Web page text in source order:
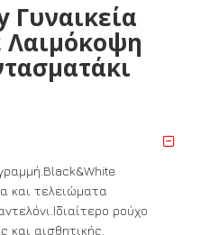
Γυναικεία
και τελειώματα
ρούχο
και αισθητικής.